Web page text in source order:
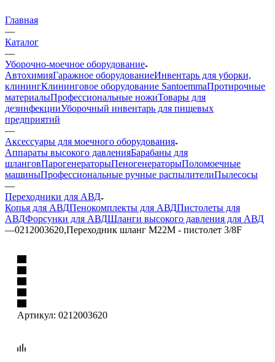
Главная
—
Каталог
—
Уборочно-моечное оборудование
АвтохимияГаражное оборудованиеИнвентарь для уборки,
клинингКлининговое оборудование SantoemmaПротирочные
материалыПрофессиональные ножиТовары для
дезинфекцииУборочный инвентарь для пищевых
предприятий
—
Аксессуары для моечного оборудования
Аппараты высокого давленияБарабаны для
шланговПарогенераторыПеногенераторыПоломоечные
машиныПрофессиональные ручные распылителиПылесосы
—
Переходники для АВД
Копья для АВДПенокомплекты для АВДПистолеты для
АВДФорсунки для АВДШланги высокого давления для АВД
—0212003620,Переходник шланг M22M - пистолет 3/8F
Артикул: 0212003620